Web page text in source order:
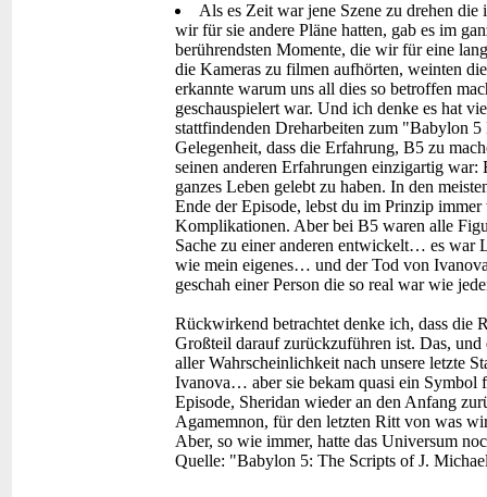
Als es Zeit war jene Szene zu drehen
wir für sie andere Pläne hatten, gab es im
berührendsten Momente, die wir für eine
die Kameras zu filmen aufhörten, weinten
erkannte warum uns all dies so betroffen
geschauspielert war. Und ich denke es hat
stattfindenden Dreharbeiten zum "Babylon
Gelegenheit, dass die Erfahrung, B5 zu
seinen anderen Erfahrungen einzigartig
ganzes Leben gelebt zu haben. In den
Ende der Episode, lebst du im Prinzip
Komplikationen. Aber bei B5 waren alle
Sache zu einer anderen entwickelt… es war
wie mein eigenes… und der Tod von
geschah einer Person die so real war wie
Rückwirkend betrachtet denke ich, dass die
Großteil darauf zurückzuführen ist. Das, und
aller Wahrscheinlichkeit nach unsere letzte
Ivanova… aber sie bekam quasi ein Symbol
Episode, Sheridan wieder an den Anfang
Agamemnon, für den letzten Ritt von was
Aber, so wie immer, hatte das Universum
Quelle: "Babylon 5: The Scripts of J.